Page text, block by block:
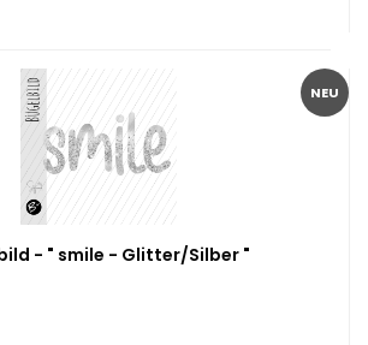
NEU
- " smile - Glitter/Silber "